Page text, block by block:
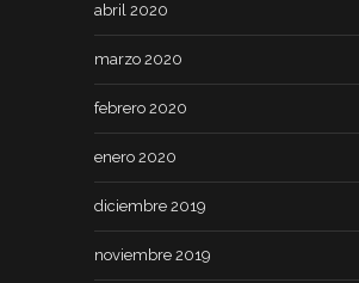
abril 2020
marzo 2020
febrero 2020
enero 2020
diciembre 2019
noviembre 2019